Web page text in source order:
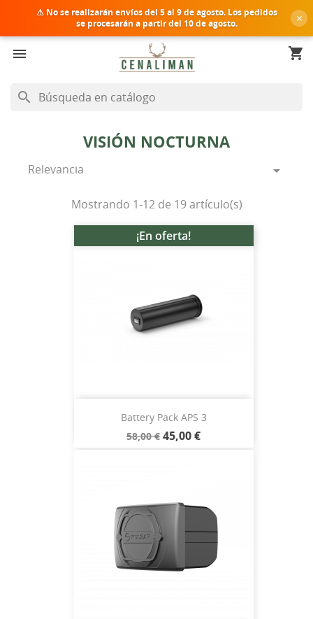
⚠ No se realizarán envíos del 5 al 9 de agosto. Los pedidos
se procesarán a partir del 10 de agosto.
×
 shopping_cart
search
VISIÓN NOCTURNA
Relevancia 
Mostrando 1-12 de 19 artículo(s)
Battery Pack APS 3
58,00 € 45,00 €
¡En oferta!